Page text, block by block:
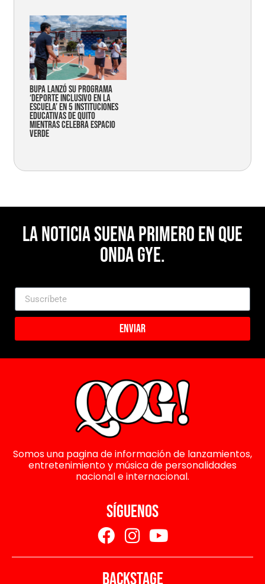
Bupa lanzó su programa
‘Deporte Inclusivo en la
Escuela’ en 5 instituciones
educativas de Quito
mientras celebra espacio
verde
La noticia suena primero en Que
Onda Gye.
Enviar
Somos una pagina de información de lanzamientos,
entretenimiento y música de personalidades
nacional e internacional.
SÍGUENOS
BACKSTAGE